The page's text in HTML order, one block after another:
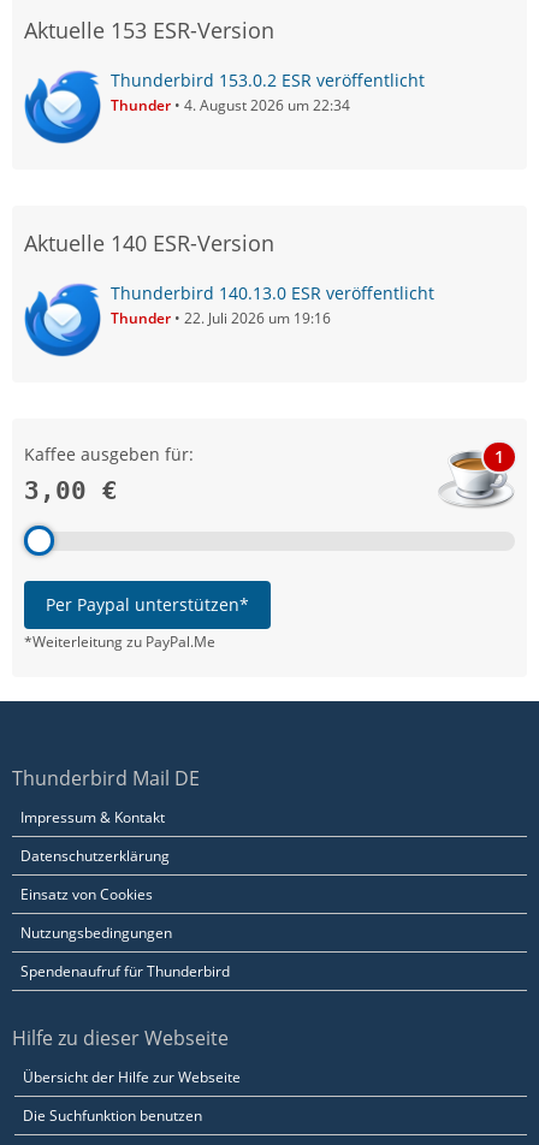
Aktuelle 153 ESR-Version
Thunderbird 153.0.2 ESR veröffentlicht
Thunder 4. August 2026 um 22:34
Aktuelle 140 ESR-Version
Thunderbird 140.13.0 ESR veröffentlicht
Thunder 22. Juli 2026 um 19:16
Kaffee ausgeben für:
3,00 €
1
Per Paypal unterstützen*
*Weiterleitung zu PayPal.Me
Thunderbird Mail DE
Impressum & Kontakt
Datenschutzerklärung
Einsatz von Cookies
Nutzungsbedingungen
Spendenaufruf für Thunderbird
Hilfe zu dieser Webseite
Übersicht der Hilfe zur Webseite
Die Suchfunktion benutzen